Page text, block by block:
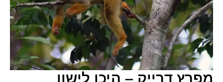
מפרץ דרייק – היכן לישון